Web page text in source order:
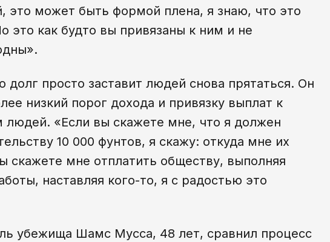
это может быть формой плена, я знаю, что это
это как будто вы привязаны к ним и не
долг просто заставит людей снова прятаться. Он
низкий порог дохода и привязку выплат к
людей. «Если вы скажете мне, что я должен
10 000 фунтов, я скажу: откуда мне их
скажете мне отплатить обществу, выполняя
наставляя кого-то, я с радостью это
убежища Шамс Мусса, 48 лет, сравнил процесс